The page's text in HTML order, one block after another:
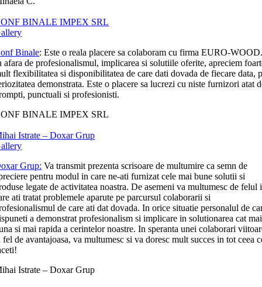
BINALE IMPEX SRL
Binale: Este o reala placere sa colaboram cu firma EURO-
afara de profesionalismul, implicarea si solutiile oferite, apreciem
flexibilitatea si disponibilitatea de care dati dovada de fiecare data,
demonstrata. Este o placere sa lucrezi cu niste furnizori atat
punctuali si profesionisti.
BINALE IMPEX SRL
Istrate – Doxar Grup
Grup: Va transmit prezenta scrisoare de multumire ca semn de
pentru modul in care ne-ati furnizat cele mai bune solutii si
legate de activitatea noastra. De asemeni va multumesc de felul
ati tratat problemele aparute pe parcursul colaborarii si
de care ati dat dovada. In orice situatie personalul de
a demonstrat profesionalism si implicare in solutionarea cat mai
si mai rapida a cerintelor noastre. In speranta unei colaborari
fel de avantajoasa, va multumesc si va doresc mult succes in tot ceea
Istrate – Doxar Grup